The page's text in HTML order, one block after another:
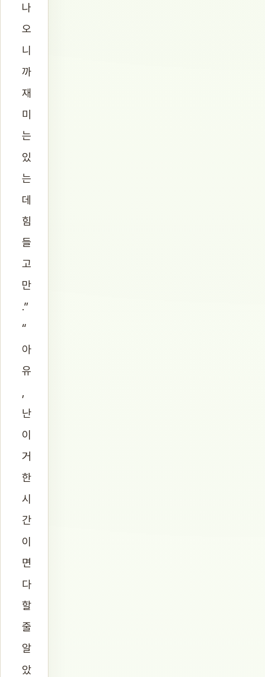
나
오
니
까
재
미
는
있
는
데
힘
들
고
만
.”
“
아
유
난
이
거
한
시
간
이
면
다
할
줄
알
았